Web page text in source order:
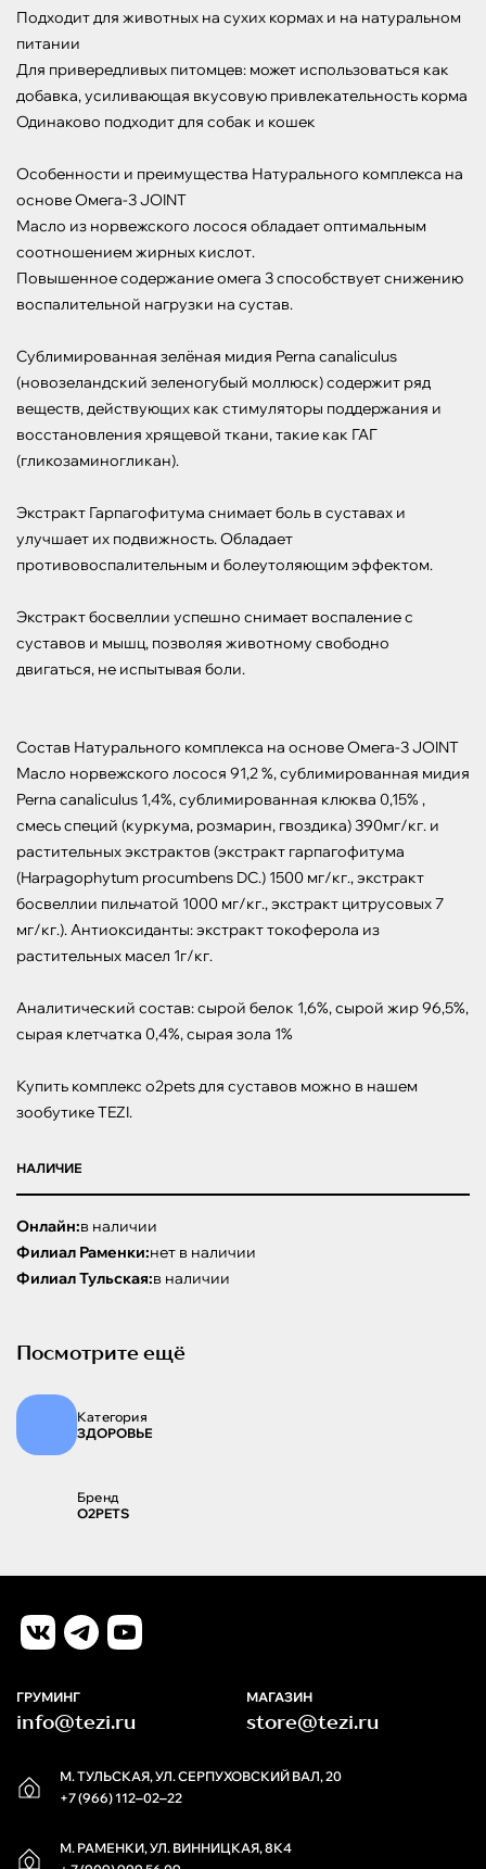
Подходит для животных на сухих кормах и на натуральном
питании
Для привередливых питомцев: может использоваться как
добавка, усиливающая вкусовую привлекательность корма
Одинаково подходит для собак и кошек
Особенности и преимущества Натурального комплекса на
основе Омега-3 JOINT
Масло из норвежского лосося обладает оптимальным
соотношением жирных кислот.
Повышенное содержание омега 3 способствует снижению
воспалительной нагрузки на сустав.
Сублимированная зелёная мидия Perna canaliculus
(новозеландский зеленогубый моллюск) содержит ряд
веществ, действующих как стимуляторы поддержания и
восстановления хрящевой ткани, такие как ГАГ
(гликозаминогликан).
Экстракт Гарпагофитума снимает боль в суставах и
улучшает их подвижность. Обладает
противовоспалительным и болеутоляющим эффектом.
Экстракт босвеллии успешно снимает воспаление с
суставов и мышц, позволяя животному свободно
двигаться, не испытывая боли.
Состав Натурального комплекса на основе Омега-3 JOINT
Масло норвежского лосося 91,2 %, сублимированная мидия
Perna canaliculus 1,4%, сублимированная клюква 0,15% ,
смесь специй (куркума, розмарин, гвоздика) 390мг/кг. и
растительных экстрактов (экстракт гарпагофитума
(Harpagophytum procumbens DC.) 1500 мг/кг., экстракт
босвеллии пильчатой 1000 мг/кг., экстракт цитрусовых 7
мг/кг.). Антиоксиданты: экстракт токоферола из
растительных масел 1г/кг.
Аналитический состав: сырой белок 1,6%, сырой жир 96,5%,
сырая клетчатка 0,4%, сырая зола 1%
Купить комплекс o2pets для суставов можно в нашем
зообутике TEZI.
НАЛИЧИЕ
Онлайн:в наличии
Филиал Раменки:нет в наличии
Филиал Тульская:в наличии
Посмотрите ещё
Категория
ЗДОРОВЬЕ
Бренд
O2PETS
М. ТУЛЬСКАЯ, УЛ. СЕРПУХОВСКИЙ ВАЛ, 20
+7 (966) 112‒02‒22
М. РАМЕНКИ, УЛ. ВИННИЦКАЯ, 8К4
ГРУМИНГ
info@tezi.ru
МАГАЗИН
store@tezi.ru